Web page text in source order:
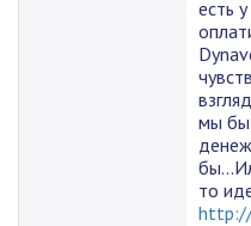
есть
мы бы
то
http://